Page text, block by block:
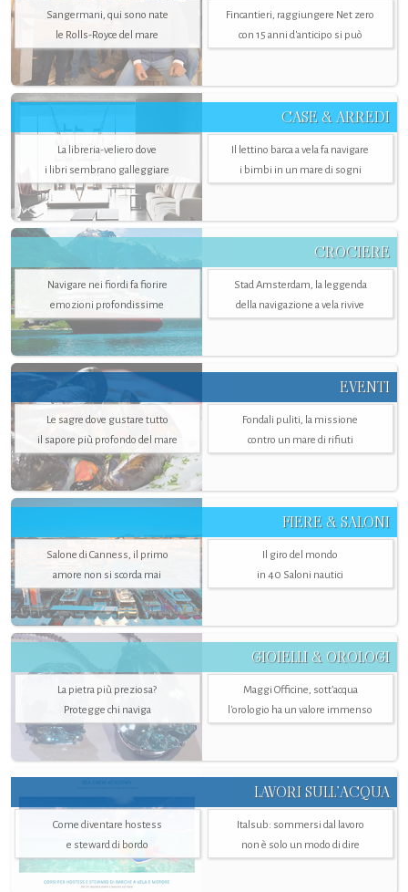
Sangermani, qui sono nate
le Rolls-Royce del mare
Fincantieri, raggiungere Net zero
con 15 anni d'anticipo si può
CASE & ARREDI
La libreria-veliero dove
i libri sembrano galleggiare
Il lettino barca a vela fa navigare
i bimbi in un mare di sogni
CROCIERE
Navigare nei fiordi fa fiorire
emozioni profondissime
Stad Amsterdam, la leggenda
della navigazione a vela rivive
EVENTI
Le sagre dove gustare tutto
il sapore più profondo del mare
Fondali puliti, la missione
contro un mare di rifiuti
FIERE & SALONI
Salone di Canness, il primo
amore non si scorda mai
Il giro del mondo
in 40 Saloni nautici
GIOIELLI & OROLOGI
La pietra più preziosa?
Protegge chi naviga
Maggi Officine, sott’acqua
l'orologio ha un valore immenso
LAVORI SULL’ACQUA
Come diventare hostess
e steward di bordo
Italsub: sommersi dal lavoro
non è solo un modo di dire